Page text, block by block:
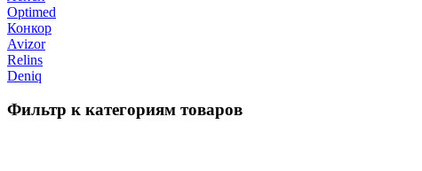
Optimed
Конкор
Avizor
Relins
Deniq
Фильтр к категориям товаров